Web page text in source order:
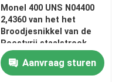
Monel 400 UNS N04400
2,4360 van het het
Broodjesnikkel van de
Roestvrij staalstrook
Legering 400 Strook 0,2
* 80mmAanvraag sturen